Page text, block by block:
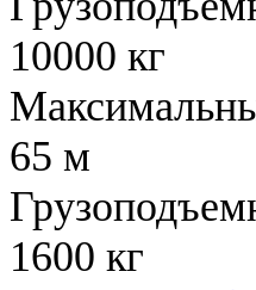
10000 кг
65 м
1600 кг